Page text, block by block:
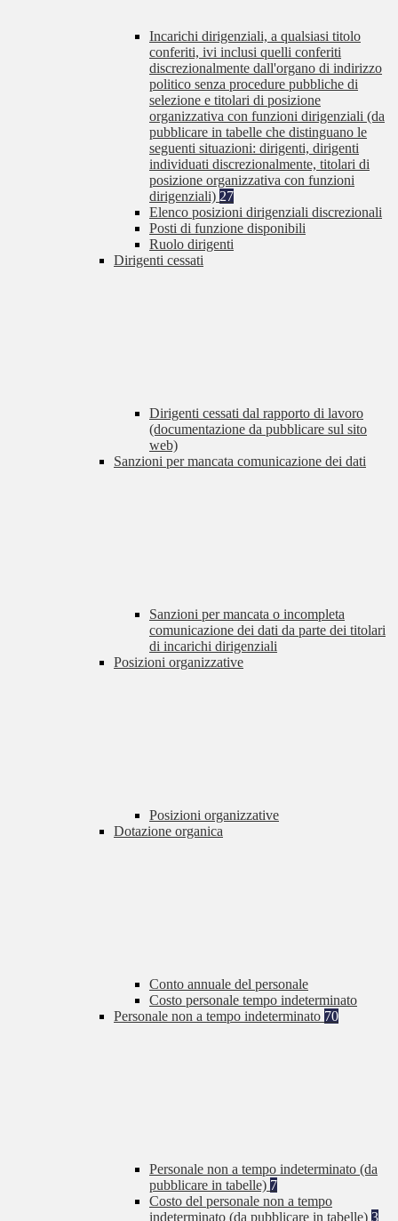
Incarichi dirigenziali, a qualsiasi titolo
conferiti, ivi inclusi quelli conferiti
discrezionalmente dall'organo di indirizzo
politico senza procedure pubbliche di
selezione e titolari di posizione
organizzativa con funzioni dirigenziali (da
pubblicare in tabelle che distinguano le
seguenti situazioni: dirigenti, dirigenti
individuati discrezionalmente, titolari di
posizione organizzativa con funzioni
dirigenziali) 27
Elenco posizioni dirigenziali discrezionali
Posti di funzione disponibili
Ruolo dirigenti
Dirigenti cessati
Dirigenti cessati dal rapporto di lavoro
(documentazione da pubblicare sul sito
web)
Sanzioni per mancata comunicazione dei dati
Sanzioni per mancata o incompleta
comunicazione dei dati da parte dei titolari
di incarichi dirigenziali
Posizioni organizzative
Posizioni organizzative
Dotazione organica
Conto annuale del personale
Costo personale tempo indeterminato
Personale non a tempo indeterminato 70
Personale non a tempo indeterminato (da
pubblicare in tabelle) 7
Costo del personale non a tempo
indeterminato (da pubblicare in tabelle) 3